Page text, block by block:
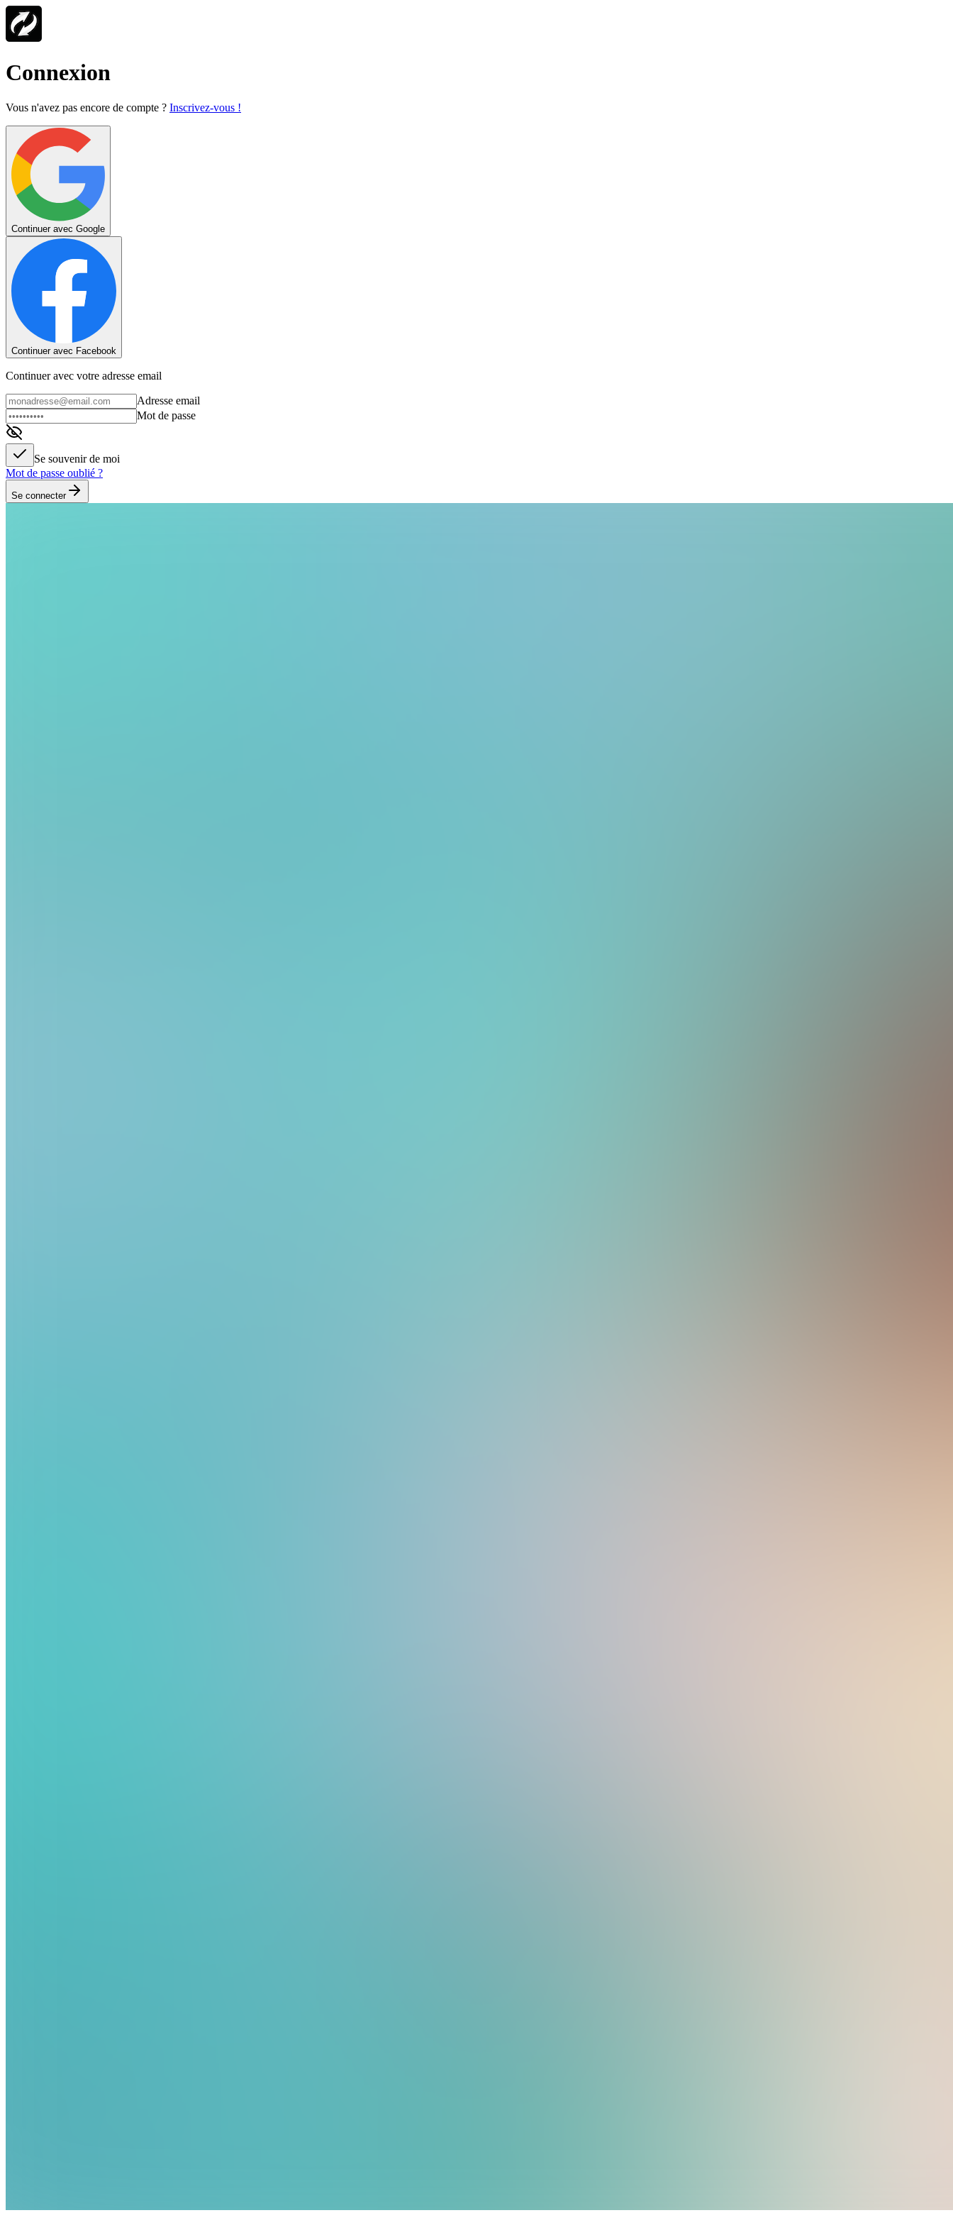
Connexion
Vous n'avez pas encore de compte ? Inscrivez-vous !
Continuer avec Google
Continuer avec Facebook
Continuer avec votre adresse email
Adresse email
Mot de passe
Se souvenir de moi
Mot de passe oublié ?
Se connecter